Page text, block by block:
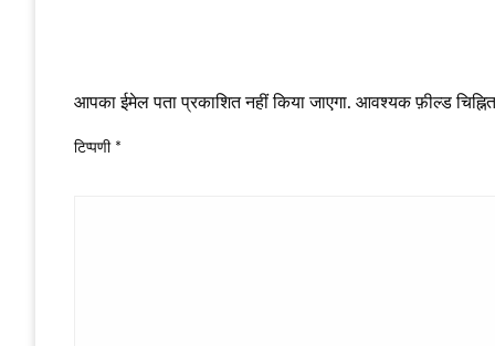
आपका ईमेल पता प्रकाशित नहीं किया जाएगा. आवश्यक फ़ील्ड
टिप्पणी *